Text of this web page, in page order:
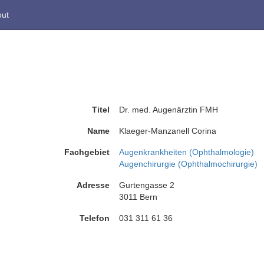
Titel Dr. med. Augenärztin FMH
Name Klaeger-Manzanell Corina
Fachgebiet
Augenkrankheiten (Ophthalmologie)
Augenchirurgie (Ophthalmochirurgie)
Adresse
Gurtengasse 2
3011 Bern
Telefon 031 311 61 36